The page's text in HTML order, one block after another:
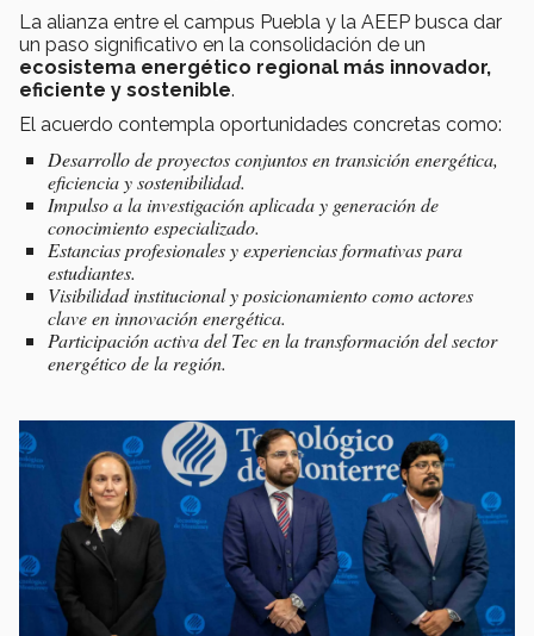
La alianza entre el campus Puebla y la AEEP busca dar
un paso significativo en la consolidación de un
ecosistema energético regional más innovador,
eficiente y sostenible.
El acuerdo contempla oportunidades concretas como:
Desarrollo de proyectos conjuntos en transición energética,
eficiencia y sostenibilidad.
Impulso a la investigación aplicada y generación de
conocimiento especializado.
Estancias profesionales y experiencias formativas para
estudiantes.
Visibilidad institucional y posicionamiento como actores
clave en innovación energética.
Participación activa del Tec en la transformación del sector
energético de la región.